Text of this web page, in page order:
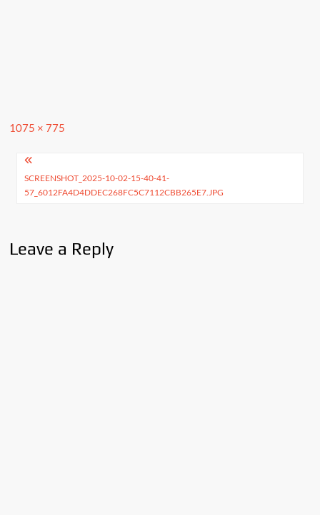
Full
1075 × 775
Post
navigation
SCREENSHOT_2025-10-02-15-40-41-
57_6012FA4D4DDEC268FC5C7112CBB265E7.JPG
Leave a Reply